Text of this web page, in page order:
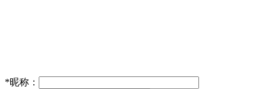
*昵称：